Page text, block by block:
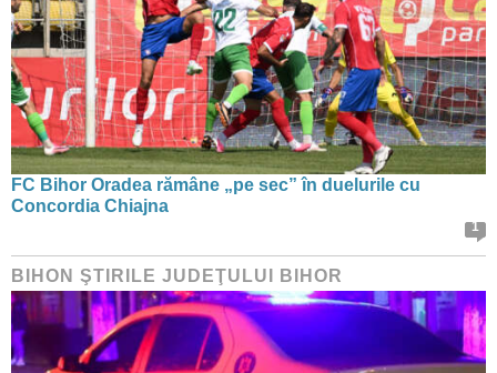
FC Bihor Oradea rămâne „pe sec” în duelurile cu
Concordia Chiajna
1
BIHON ŞTIRILE JUDEŢULUI BIHOR